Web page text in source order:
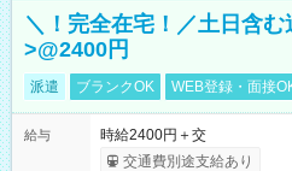
＼！完全在宅！／土日含
>@2400円
派遣 ブランクOK WEB登録・面接
給与
時給2400円＋交
交通費別途支給あり